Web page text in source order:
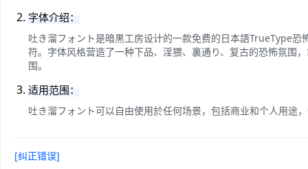
字体介绍：
吐き溜フォント是暗黒工房设计的一款免费的日本語TrueType恐
符。字体风格营造了一种下品、淫猥、裏通り、复古的恐怖氛围
围。
适用范围：
吐き溜フォント可以自由使用於任何场景，包括商业和个人用途
[纠正错误]